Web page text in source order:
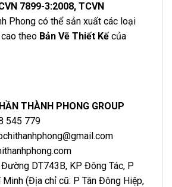
7899-3:2008, TCVN
Phong có thể sản xuất các loại
theo Bản Vẽ Thiết Kế của
THÀNH PHONG GROUP
545 779
DT743B, KP Đông Tác, P
Minh (Địa chỉ cũ: P Tân Đông Hiệp,